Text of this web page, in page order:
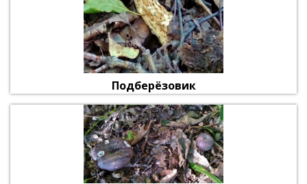
Подберёзовик